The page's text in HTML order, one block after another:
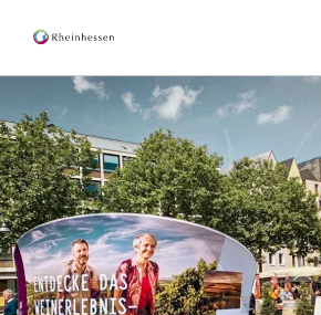
Wein & Genuss
Aktiv & Natur
Kultur & Städte
Veranstaltungen